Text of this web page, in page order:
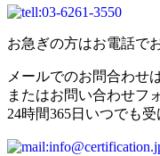
お急ぎの方はお電話で
メールでのお問合わせ
またはお問い合わせフ
24時間365日いつでも